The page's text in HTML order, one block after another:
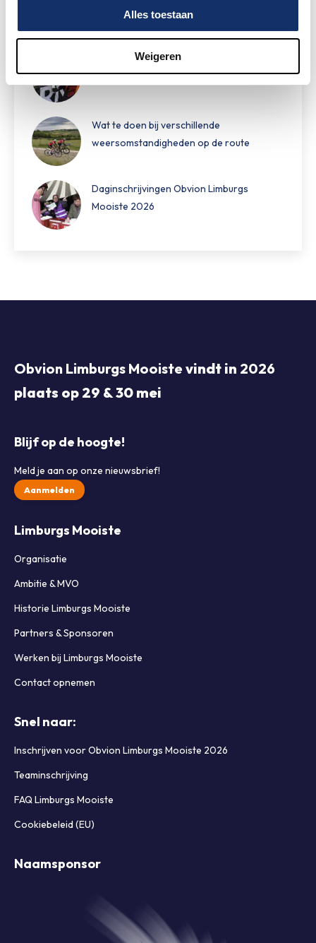
Alles toestaan
Weigeren
tijdens Obvion Limburgs Mooiste
Hoe bereid je je voor op warm fietsweer?
Wat te doen bij verschillende
weersomstandigheden op de route
Daginschrijvingen Obvion Limburgs
Mooiste 2026
Obvion Limburgs Mooiste vindt in 2026
plaats op 29 & 30 mei
Blijf op de hoogte!
Meld je aan op onze nieuwsbrief!
Aanmelden
Limburgs Mooiste
Organisatie
Ambitie & MVO
Historie Limburgs Mooiste
Partners & Sponsoren
Werken bij Limburgs Mooiste
Contact opnemen
Snel naar:
Inschrijven voor Obvion Limburgs Mooiste 2026
Teaminschrijving
FAQ Limburgs Mooiste
Cookiebeleid (EU)
Naamsponsor